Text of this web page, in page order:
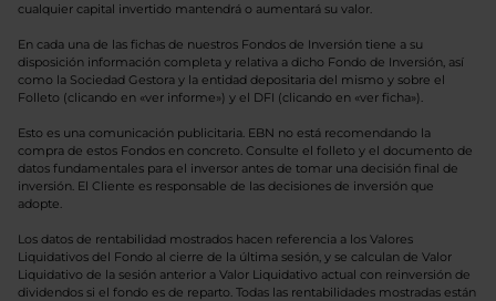
cualquier capital invertido mantendrá o aumentará su valor.
En cada una de las fichas de nuestros Fondos de Inversión tiene a su
disposición información completa y relativa a dicho Fondo de Inversión, así
como la Sociedad Gestora y la entidad depositaria del mismo y sobre el
Folleto (clicando en «ver informe») y el DFI (clicando en «ver ficha»).
Esto es una comunicación publicitaria. EBN no está recomendando la
compra de estos Fondos en concreto. Consulte el folleto y el documento de
datos fundamentales para el inversor antes de tomar una decisión final de
inversión. El Cliente es responsable de las decisiones de inversión que
adopte.
Los datos de rentabilidad mostrados hacen referencia a los Valores
Liquidativos del Fondo al cierre de la última sesión, y se calculan de Valor
Liquidativo de la sesión anterior a Valor Liquidativo actual con reinversión de
dividendos si el fondo es de reparto. Todas las rentabilidades mostradas están